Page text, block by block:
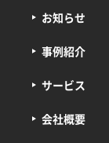
サービス
事例紹介
会社概要
お知らせ